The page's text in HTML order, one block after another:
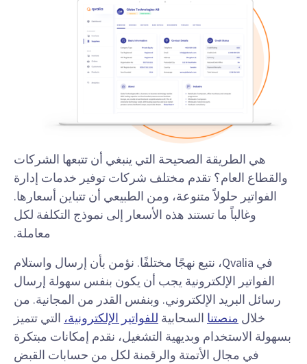
هي الطريقة الصحيحة التي ينبغي أن تتبعها الشركات
والقطاع العام؟ تقدم مختلف شركات توفير خدمات إدارة
الفواتير حلولاً متنوعة، ومن الطبيعي أن تتباين أسعارها.
وغالباً ما تستند هذه الأسعار إلى نموذج التكلفة لكل
معاملة.
في Qvalia، نتبع نهجًا مختلفًا. نؤمن بأن إرسال واستلام
الفواتير الإلكترونية يجب أن يكون بنفس سهولة إرسال
رسائل البريد الإلكتروني. وبنفس القدر من المجانية. من
خلال منصتنا السحابية للفواتير الإلكترونية، التي تتميز
بسهولة الاستخدام وبديهية التشغيل، نقدم إمكانات مبتكرة
في مجال الأتمتة والرقمنة لكل من حسابات القبض